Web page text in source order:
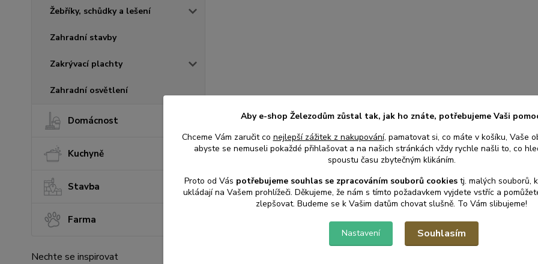
Žebříky, schůdky a lešení
Zahradní stavby
Zakrývací plachty
Zahradní osvětlení
Domácnost
Kuchyně
Stavba
Farma
Nechte se inspirovat
Aby e-shop Železodům zůstal tak, jak ho znáte, potřebujeme Vaši
Chceme Vám zaručit co nejlepší zážitek z nakupování, pamatovat si, co máte v košíku, Vaše
abyste se nemuseli pokaždé přihlašovat a na našich stránkách vždy rychle našli to, co
spoustu času zbytečným klikáním.
Proto od Vás potřebujeme souhlas se zpracováním souborů cookies tj. malých souborů,
ukládají na Vašem prohlížeči. Děkujeme, že nám s tímto požadavkem vyjdete vstříc a
zlepšovat. Budeme se k Vašim datům chovat slušně. To Vám slibujeme!
Nastavení Souhlasím